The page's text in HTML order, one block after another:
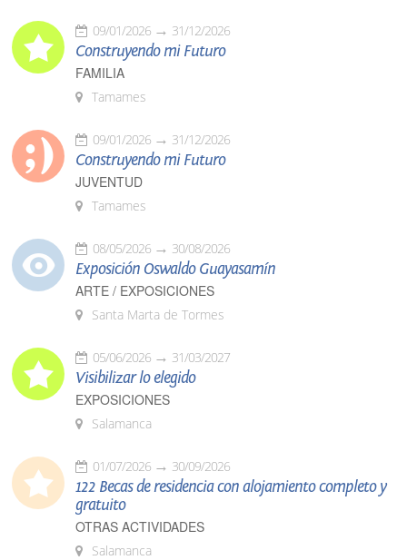
09/01/2026 31/12/2026
Construyendo mi Futuro
FAMILIA
Tamames
09/01/2026 31/12/2026
Construyendo mi Futuro
JUVENTUD
Tamames
08/05/2026 30/08/2026
Exposición Oswaldo Guayasamín
ARTE / EXPOSICIONES
Santa Marta de Tormes
05/06/2026 31/03/2027
Visibilizar lo elegido
EXPOSICIONES
Salamanca
01/07/2026 30/09/2026
122 Becas de residencia con alojamiento completo y
gratuito
OTRAS ACTIVIDADES
Salamanca